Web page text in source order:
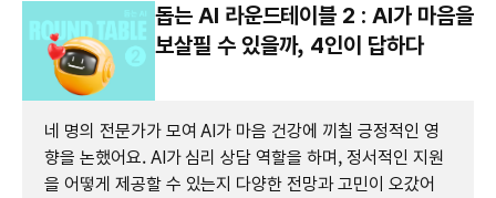
돕는 AI 라운드테이블 2 : AI가 마음을
보살필 수 있을까, 4인이 답하다
네 명의 전문가가 모여 AI가 마음 건강에 끼칠 긍정적인 영
향을 논했어요. AI가 심리 상담 역할을 하며, 정서적인 지원
을 어떻게 제공할 수 있는지 다양한 전망과 고민이 오갔어